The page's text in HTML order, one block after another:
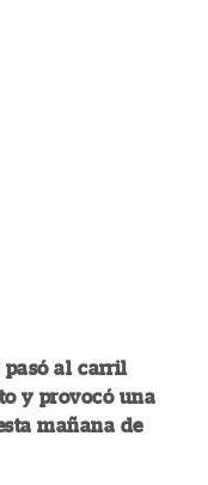
pasó al carril
y provocó una
mañana de